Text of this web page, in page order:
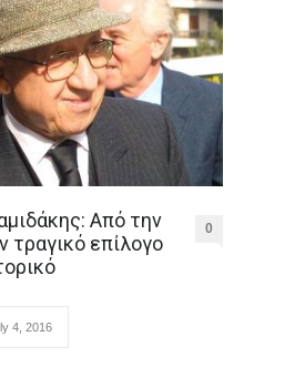
Από την
τραγικό επίλογο
0
4, 2016